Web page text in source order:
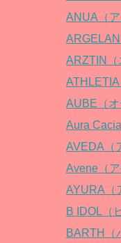
ANUA（ア
ARGELAN
ARZTIN（
ATHLETIA
AUBE（オ
Aura
AVEDA（
Avene（ア
AYURA（
B IDOL（
BARTH（